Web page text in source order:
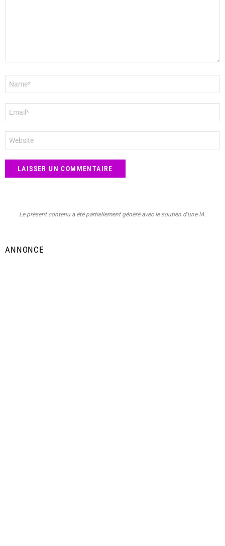
mail
*
web
Le présent contenu a été partiellement généré avec le soutien d’une IA.
ANNONCE